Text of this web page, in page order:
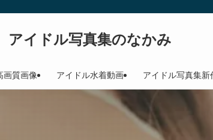
アイドル写真集のなかみ
画質画像 アイドル水着動画 アイドル写真集新